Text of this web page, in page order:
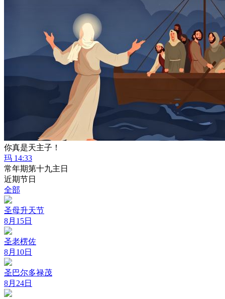
你真是天主子！
玛 14:33
常年期第十九主日
近期节日
全部
圣母升天节
8月15日
圣老楞佐
8月10日
圣巴尔多禄茂
8月24日